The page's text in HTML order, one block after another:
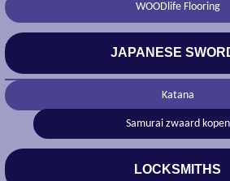
WOODlife Flooring
JAPANESE
Katana
Samurai zwaard kopen
LOCKSMITHS